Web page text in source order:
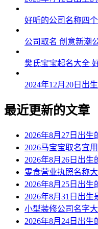
好听的公司名称四
公司取名 创意新潮
樊氏宝宝起名大全
2024年12月20日出
最近更新的文章
2026年8月27日出
2026马宝宝取名宜
2026年8月26日出
零食营业执照名称
2026年8月25日出
2026年8月31日出
小型装修公司名字
2026年8月24日出